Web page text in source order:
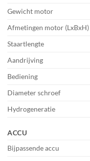
Gewicht motor
Afmetingen motor (LxBxH)
Staartlengte
Aandrijving
Bediening
Diameter schroef
Hydrogeneratie
ACCU
Bijpassende accu